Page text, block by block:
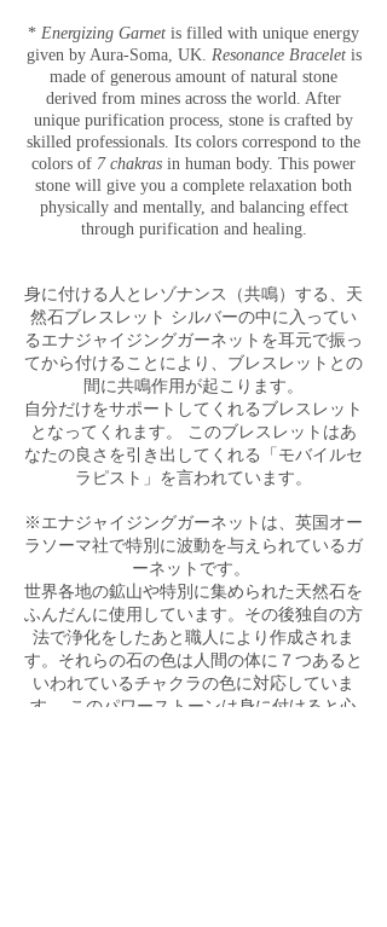
* Energizing Garnet is filled with unique energy
given by Aura-Soma, UK. Resonance Braceletis
made of generous amount of natural stone
derived from mines across the world. After
unique purification process, stone is crafted by
skilled professionals. Its colors correspond to the
colors of 7 chakras in human body. This power
stone will give you a complete relaxation both
physically and mentally, and balancing effect
through purification and healing.
身に付ける人とレゾナンス（共鳴）する、天
然石ブレスレット シルバーの中に入ってい
るエナジャイジングガーネットを耳元で振っ
てから付けることにより、ブレスレットとの
間に共鳴作用が起こります。
自分だけをサポートしてくれるブレスレット
となってくれます。 このブレスレットはあ
なたの良さを引き出してくれる「モバイルセ
ラピスト」を言われています。
※エナジャイジングガーネットは、英国オー
ラソーマ社で特別に波動を与えられているガ
ーネットです。
世界各地の鉱山や特別に集められた天然石を
ふんだんに使用しています。その後独自の方
法で浄化をしたあと職人により作成されま
す。それらの石の色は人間の体に７つあると
いわれているチャクラの色に対応していま
す。 このパワーストーンは身に付けると心